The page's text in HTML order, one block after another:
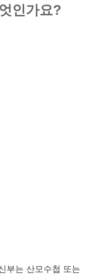
인가요?
부는 산모수첩 또는